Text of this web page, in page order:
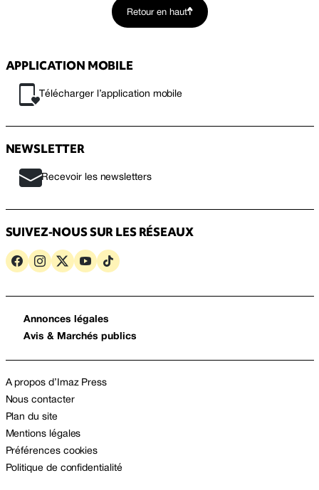
Retour en haut
APPLICATION MOBILE
Télécharger l’application mobile
NEWSLETTER
Recevoir les newsletters
SUIVEZ-NOUS SUR LES RÉSEAUX
Annonces légales
Avis & Marchés publics
A propos d’Imaz Press
Nous contacter
Plan du site
Mentions légales
Préférences cookies
Politique de confidentialité